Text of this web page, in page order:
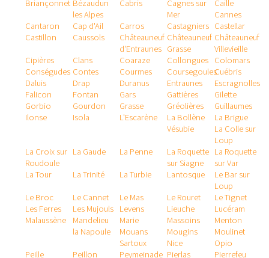
Briançonnet Bézaudun
les Alpes
Cabris
Cagnes sur
Mer
Caille
Cannes
Cantaron
Cap d'Ail Carros Castagniers Castellar
Castillon
Caussols
Châteauneuf
d'Entraunes
Châteauneuf
Grasse
Châteauneuf
Villevieille
Cipières
Clans Coaraze Collongues
Colomars
Conségudes Contes Courmes CoursegoulesCuébris
Daluis
Drap Duranus Entraunes
Escragnolles
Falicon
Fontan Gars Gattières
Gilette
Gorbio
Gourdon Grasse Gréolières
Guillaumes
Ilonse
Isola L'Escarène
La Bollène
Vésubie
La Brigue
La Colle sur
Loup
La Croix sur
Roudoule
La Gaude La Penne
La Roquette
sur Siagne
La Roquette
sur Var
La Tour
La Trinité La Turbie Lantosque
Le Bar sur
Loup
Le Broc
Le Cannet Le Mas Le Rouret
Le Tignet
Les Ferres
Les Mujouls Levens Lieuche
Lucéram
Malaussène
Mandelieu
la Napoule
Marie Massoins
Menton
Mouans
Sartoux
Mougins
Moulinet
Nice
Opio
Peille
Peillon Peymeinade Pierlas
Pierrefeu